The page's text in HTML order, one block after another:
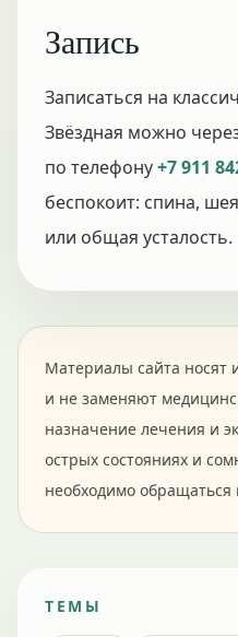
Запись
Записаться на
Звёздная можно
по телефону+7 911
беспокоит: спина,
или общая усталость.
Материалы сайта носят
и не заменяют
назначение лечения и
острых состояниях и
необходимо
ТЕМЫ